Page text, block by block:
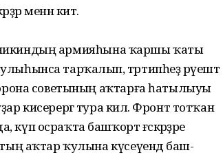
менән китә.
Деникиндың армия­һына ҡаршы ҡаты
тарҡалып, тәртипһеҙ рәүеш­тә
советының аҡтарға һатылыуы
кисерергә тура килә. Фронт тот­ҡан
осраҡта баш­ҡорт ғәскәрҙәре
аҡтар ҡулына күсеүендә баш­